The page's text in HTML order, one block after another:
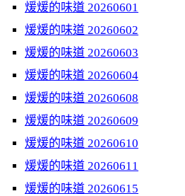
煖煖的味道 20260601
煖煖的味道 20260602
煖煖的味道 20260603
煖煖的味道 20260604
煖煖的味道 20260608
煖煖的味道 20260609
煖煖的味道 20260610
煖煖的味道 20260611
煖煖的味道 20260615